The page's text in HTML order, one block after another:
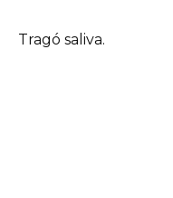
Tragó saliva.